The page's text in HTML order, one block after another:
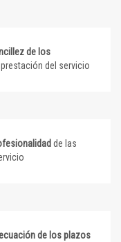
de los
del servicio
de las
de los plazos